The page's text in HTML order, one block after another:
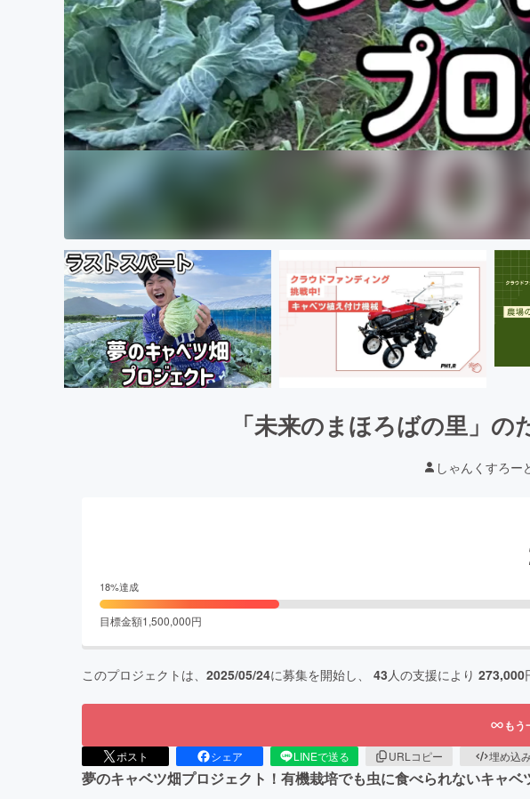
「未来のまほろばの里」
しゃんくすろー
18%達成
目標金額1,500,000円
このプロジェクトは、 2025/05/24に募集を開始し、 43 人の支援により 273,000
もう
ポスト シェア LINEで送る URLコピー 埋め込
夢のキャベツ畑プロジェクト！有機栽培でも虫に食べられないキャ